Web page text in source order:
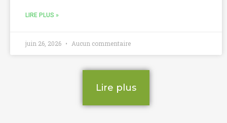
LIRE PLUS »
juin 26, 2026 Aucun commentaire
Lire plus